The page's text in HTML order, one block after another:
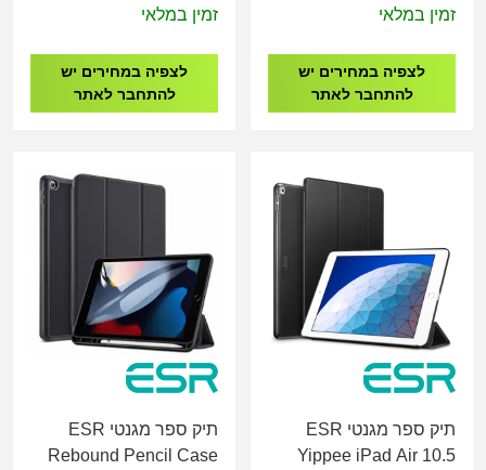
2018/2020
זמין במלאי
לצפיה במחירים יש
להתחבר לאתר
for iPad 10 - 10.9"
2025)
זמין במלאי
לצפיה במחירים יש
להתחבר לאתר
תיק ספר מגנטי ESR
Yippee iPad Air 10.5
תיק ספר מגנטי ESR
Rebound Pencil Case